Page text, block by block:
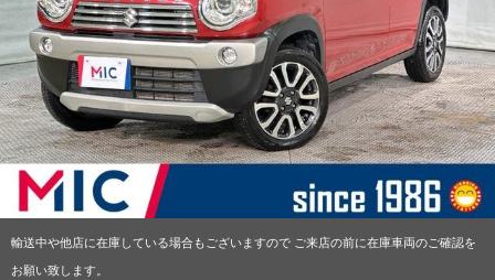
輸送中や他店に在庫している場合もございますので ご来店の前に在庫車両のご確認を
お願い致します。